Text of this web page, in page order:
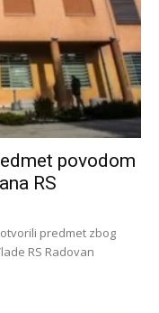
povodom
RS
predmet zbog
RS Radovan